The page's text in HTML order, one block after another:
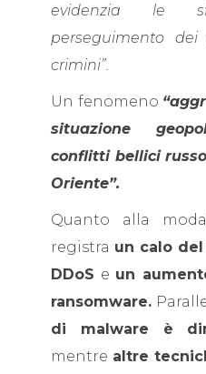
evidenzia le
perseguimento
crimini”.
Un fenomeno
situazione
conflitti bellici
Oriente”.
Quanto alla
registra un calo
DDoS e un
ransomware.
di malware è
mentre altre